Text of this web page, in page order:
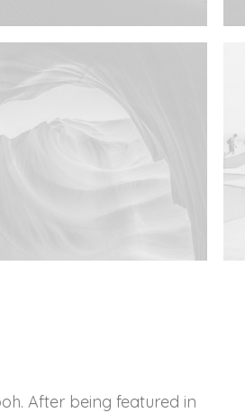
After being featured in